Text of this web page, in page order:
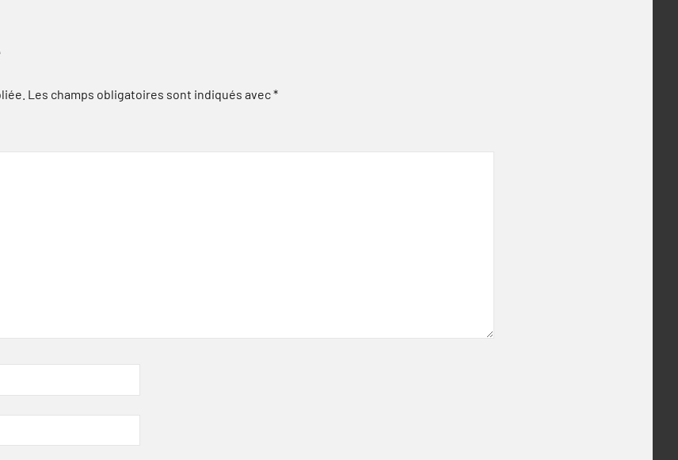
Les champs obligatoires sont indiqués avec*